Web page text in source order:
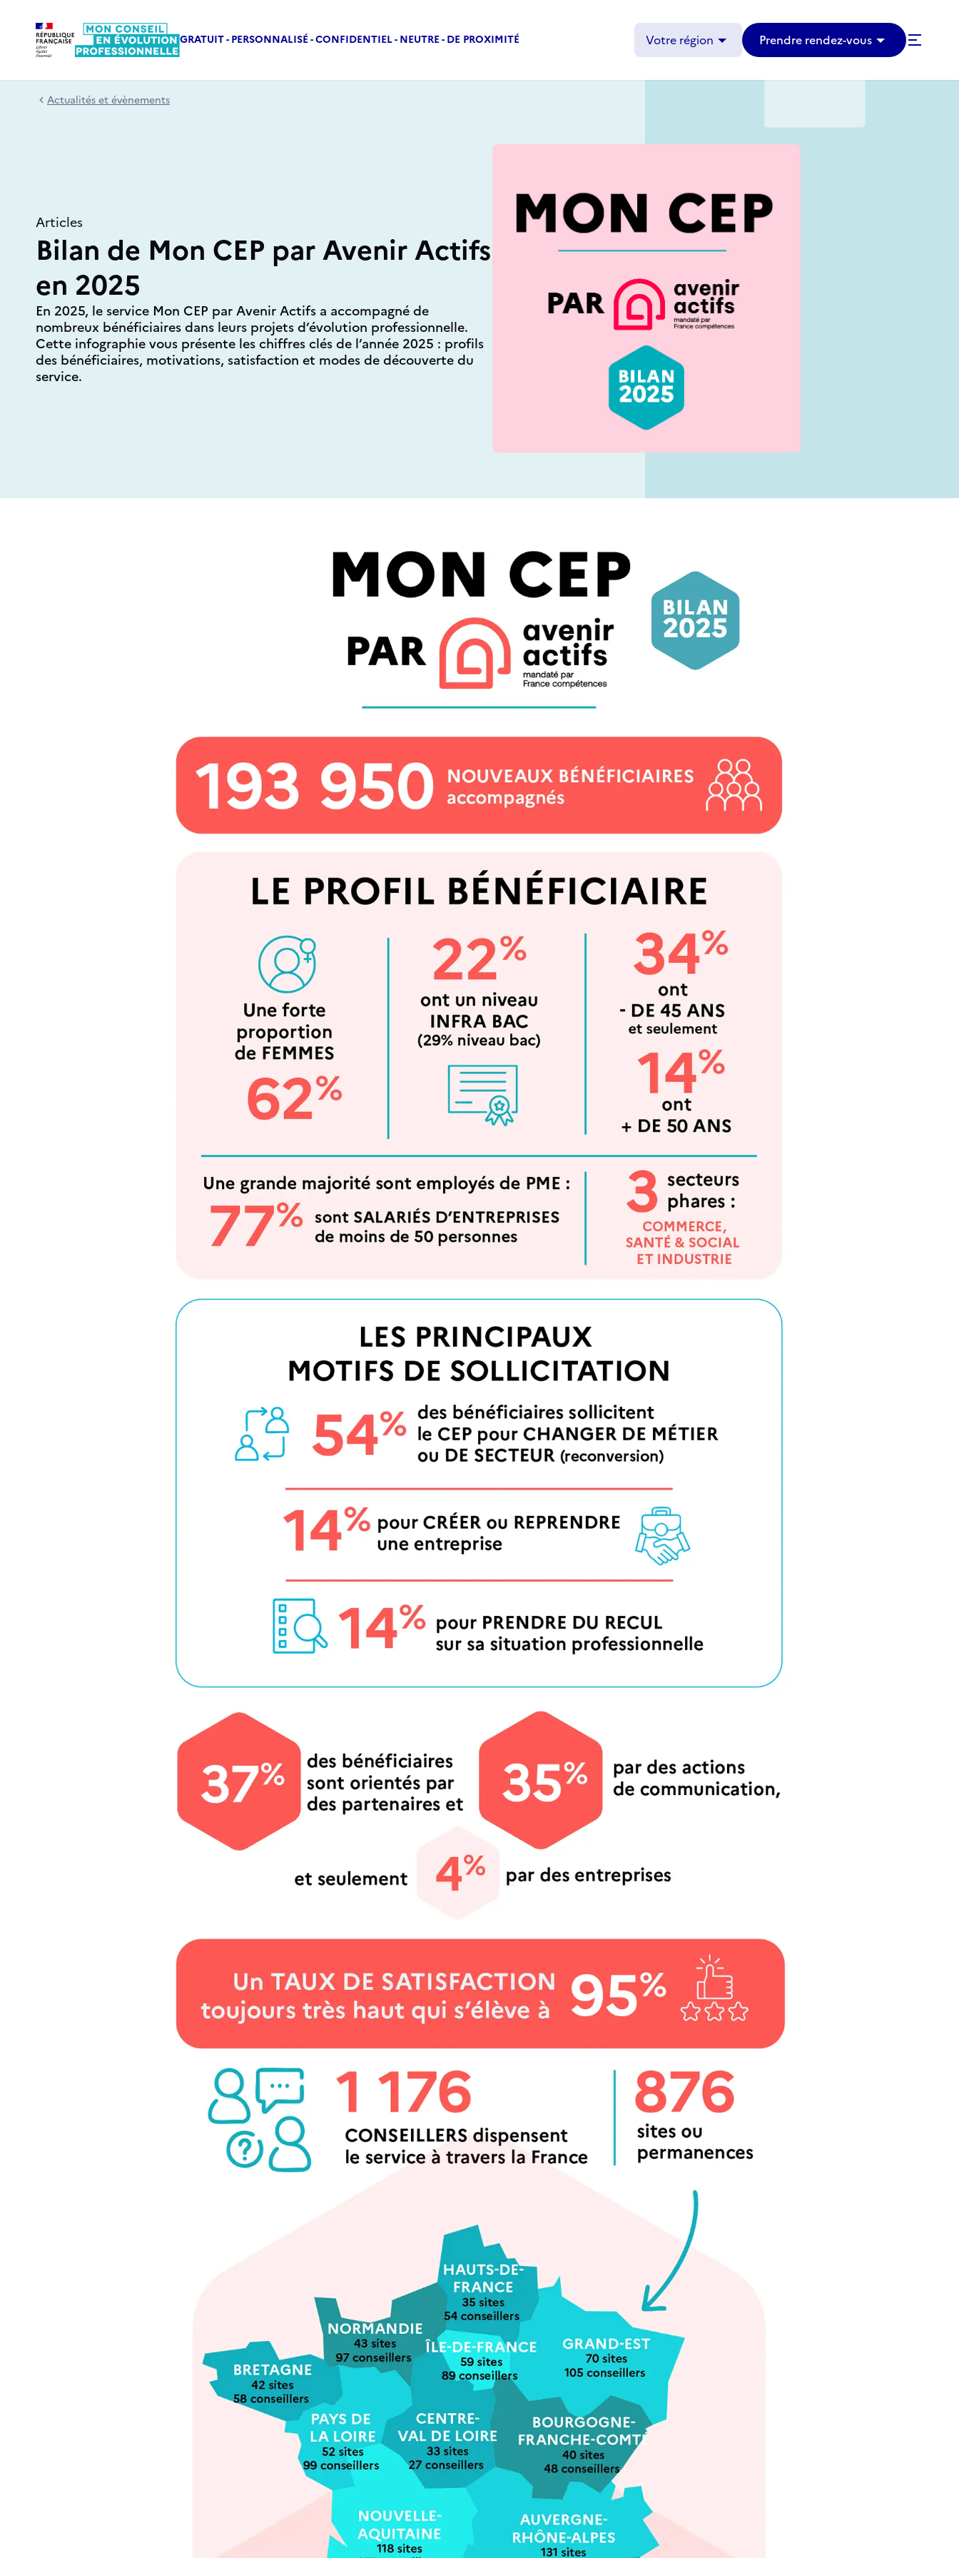
GRATUIT - PERSONNALISÉ - CONFIDENTIEL - NEUTRE - DE PROXIMITÉ Votre région Prendre rendez-vous
Mon CEP par Avenir Actifs Témoignages Articles et évènements
Actualités et évènements
Articles
Bilan de Mon CEP par Avenir Actifs
en 2025
En 2025, le service Mon CEP par Avenir Actifs a accompagné de
nombreux bénéficiaires dans leurs projets d’évolution professionnelle.
Cette infographie vous présente les chiffres clés de l’année 2025 : profils
des bénéficiaires, motivations, satisfaction et modes de découverte du
service.